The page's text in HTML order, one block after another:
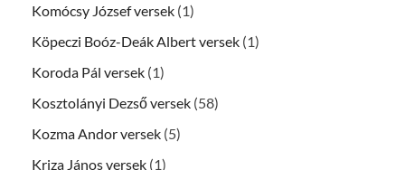
Komócsy József versek (1)
Köpeczi Boóz-Deák Albert versek (1)
Koroda Pál versek (1)
Kosztolányi Dezső versek (58)
Kozma Andor versek (5)
Kriza János versek (1)